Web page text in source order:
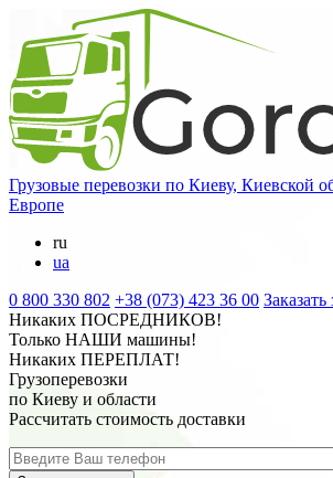
Грузовые перевозки по Киеву, Киевской
Европе
ru
ua
0 800 330 802 +38 (073) 423 36 00
Никаких ПОСРЕДНИКОВ!
Только НАШИ машины!
Никаких ПЕРЕПЛАТ!
Грузоперевозки
по Киеву и области
Рассчитать стоимость доставки